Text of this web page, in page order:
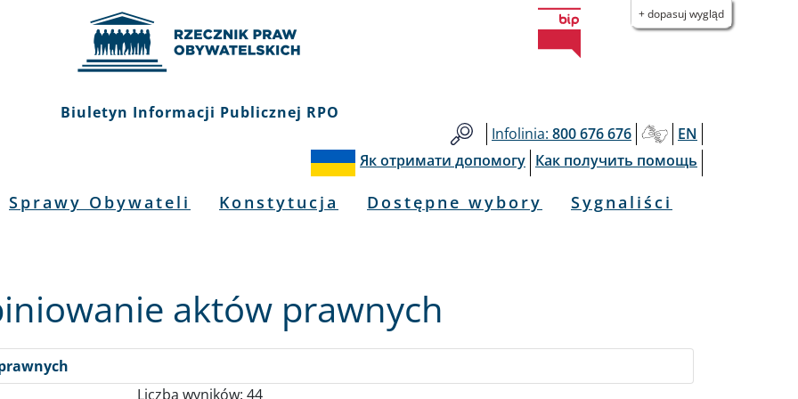
+ dopasuj wygląd
Biuletyn Informacji Publicznej RPO
Infolinia: 800 676 676
EN
Як отримати допомогу Как получить помощь
Sprawy Obywateli Konstytucja Dostępne wybory Sygnaliści
aktów prawnych
Liczba wyników: 44